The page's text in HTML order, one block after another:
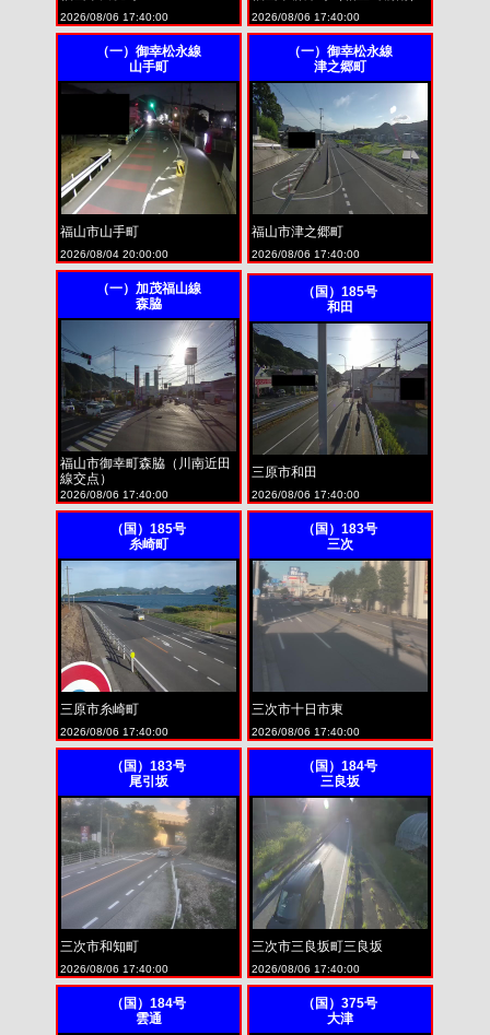
2026/08/06 17:40:00 2026/08/06 17:40:00
（一）御幸松永線
山手町
福山市山手町
2026/08/04 20:00:00
（一）御幸松永線
津之郷町
福山市津之郷町
2026/08/06 17:40:00
（一）加茂福山線
森脇
福山市御幸町森脇（川南近田
線交点）
2026/08/06 17:40:00
（国）185号
和田
三原市和田
2026/08/06 17:40:00
（国）185号
糸崎町
三原市糸崎町
2026/08/06 17:40:00
（国）183号
三次
三次市十日市東
2026/08/06 17:40:00
（国）183号
尾引坂
三次市和知町
2026/08/06 17:40:00
（国）184号
三良坂
三次市三良坂町三良坂
2026/08/06 17:40:00
（国）184号
雲通
（国）375号
大津